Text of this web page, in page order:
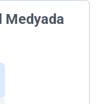
Medyada